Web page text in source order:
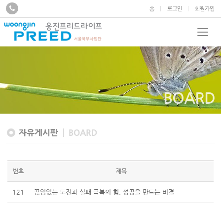
홈 로그인 회원가입
BOARD
자유게시판 BOARD
번호 제목
121 끊임없는 도전과 실패 극복의 힘, 성공을 만드는 비결